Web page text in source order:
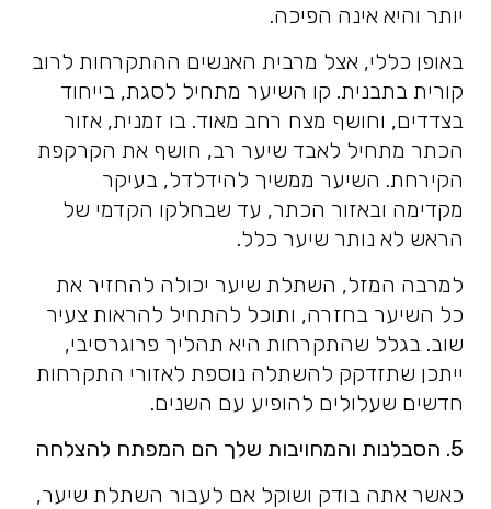
יותר והיא אינה הפיכה.
באופן כללי, אצל מרבית האנשים ההתקרחות לרוב
קורית בתבנית. קו השיער מתחיל לסגת, בייחוד
בצדדים, וחושף מצח רחב מאוד. בו זמנית, אזור
הכתר מתחיל לאבד שיער רב, חושף את הקרקפת
הקירחת. השיער ממשיך להידלדל, בעיקר
מקדימה ובאזור הכתר, עד שבחלקו הקדמי של
הראש לא נותר שיער כלל.
למרבה המזל, השתלת שיער יכולה להחזיר את
כל השיער בחזרה, ותוכל להתחיל להראות צעיר
שוב. בגלל שהתקרחות היא תהליך פרוגרסיבי,
ייתכן שתזדקק להשתלה נוספת לאזורי התקרחות
חדשים שעלולים להופיע עם השנים.
5. הסבלנות והמחויבות שלך הם המפתח להצלחה
כאשר אתה בודק ושוקל אם לעבור השתלת שיער,